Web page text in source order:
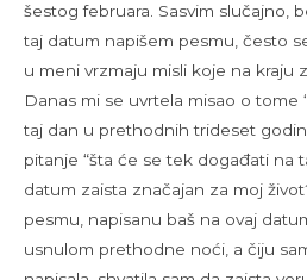
šestog februara. Sasvim slučajno,
taj datum napišem pesmu, često
u meni vrzmaju misli koje na
Danas mi se uvrtela misao o tome
taj dan u prethodnih trideset
pitanje “šta će se tek događati na
datum zaista značajan za moj
pesmu, napisanu baš na ovaj
usnulom prethodne noći, a čiju